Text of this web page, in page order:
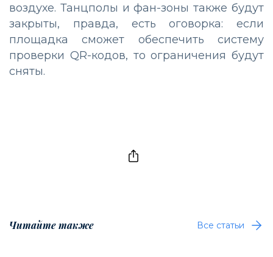
воздухе. Танцполы и фан-зоны также будут
закрыты, правда, есть оговорка: если
площадка сможет обеспечить систему
проверки QR-кодов, то ограничения будут
сняты.
Читайте также Все статьи